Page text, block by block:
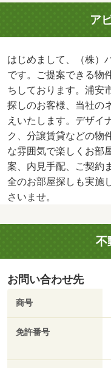
ア
はじめまして、（株）
です。ご提案できる物
ちしております。浦安
探しのお客様、当社の
えいたします。デザイ
ク、分譲賃貸などの物
な雰囲気で楽しくお部
案、内見手配、ご契約
全のお部屋探しも実施
さいませ。
不
お問い合わせ先
商号
免許番号